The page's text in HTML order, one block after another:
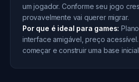
um jogador. Conforme seu jogo
provavelmente vai querer migrar.
Por que é ideal para games:
interface amigável, preço
começar e construir uma base